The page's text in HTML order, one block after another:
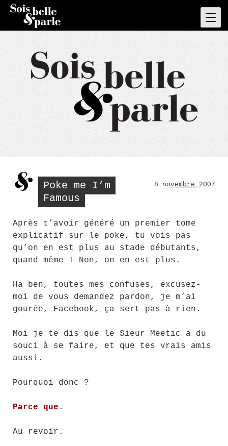
Skip
content
Poke me I’m
Famous
8 novembre 2007
Après t’avoir généré un premier tome
explicatif sur le poke, tu vois pas
qu’on en est plus au stade débutants,
quand même ! Non, on en est plus.
Ha ben, toutes mes confuses, excusez-
moi de vous demandez pardon, je m’ai
gourée, Facebook, ça sert pas à rien.
Moi je te dis que le Sieur Meetic a du
souci à se faire, et que tes vrais amis
aussi.
Pourquoi donc ?
Parce que .
Au revoir.